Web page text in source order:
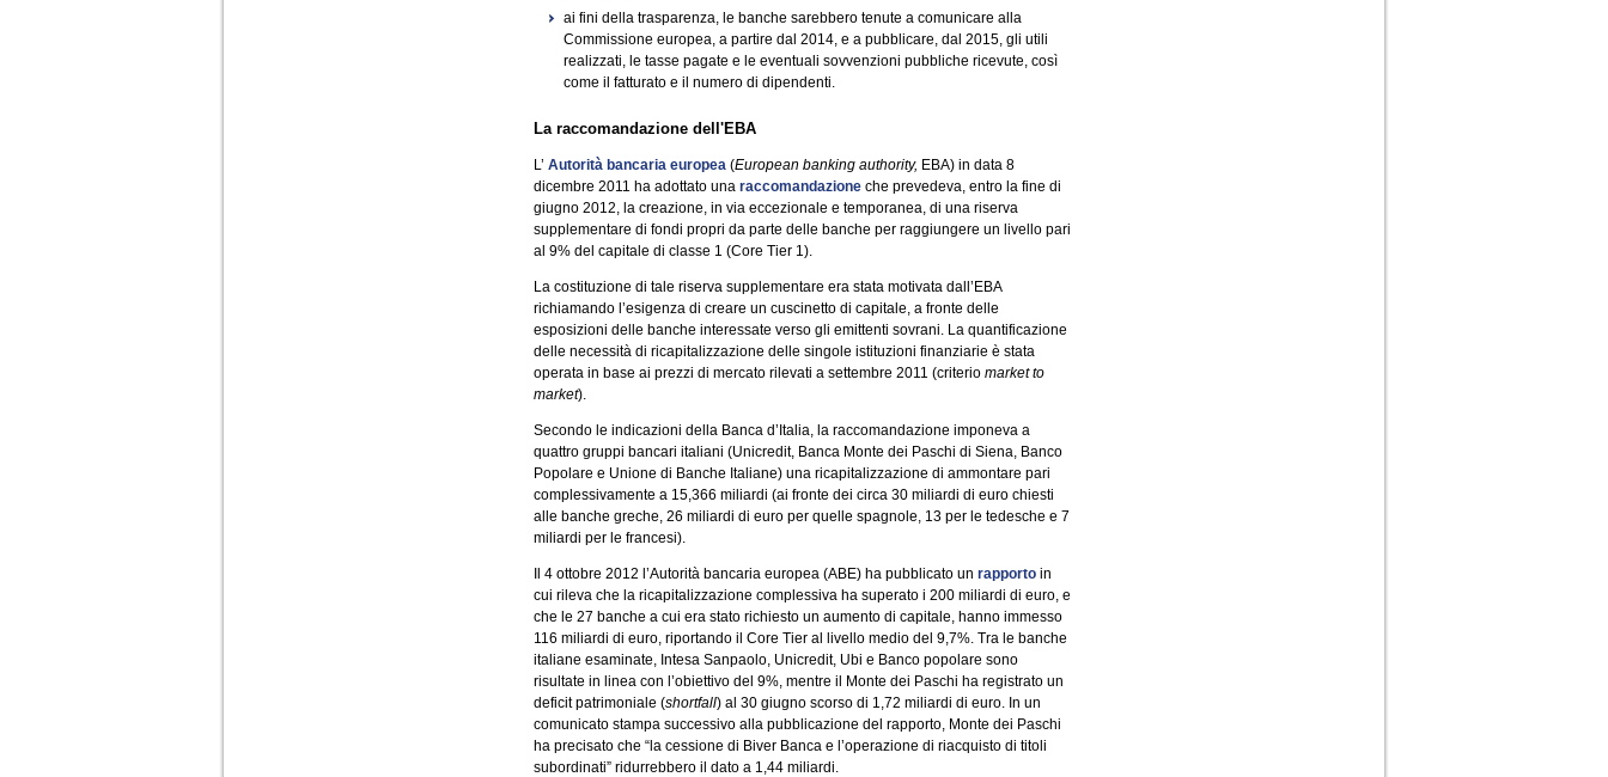
ai fini della trasparenza, le banche sarebbero tenute a comunicare alla
Commissione europea, a partire dal 2014, e a pubblicare, dal 2015, gli utili
realizzati, le tasse pagate e le eventuali sovvenzioni pubbliche ricevute, così
come il fatturato e il numero di dipendenti.
La raccomandazione dell'EBA
L’ Autorità bancaria europea (European banking authority, EBA) in data 8
dicembre 2011 ha adottato una raccomandazione che prevedeva, entro la fine di
giugno 2012, la creazione, in via eccezionale e temporanea, di una riserva
supplementare di fondi propri da parte delle banche per raggiungere un livello pari
al 9% del capitale di classe 1 (Core Tier 1).
La costituzione di tale riserva supplementare era stata motivata dall’EBA
richiamando l’esigenza di creare un cuscinetto di capitale, a fronte delle
esposizioni delle banche interessate verso gli emittenti sovrani. La quantificazione
delle necessità di ricapitalizzazione delle singole istituzioni finanziarie è stata
operata in base ai prezzi di mercato rilevati a settembre 2011 (criterio market to
market).
Secondo le indicazioni della Banca d’Italia, la raccomandazione imponeva a
quattro gruppi bancari italiani (Unicredit, Banca Monte dei Paschi di Siena, Banco
Popolare e Unione di Banche Italiane) una ricapitalizzazione di ammontare pari
complessivamente a 15,366 miliardi (ai fronte dei circa 30 miliardi di euro chiesti
alle banche greche, 26 miliardi di euro per quelle spagnole, 13 per le tedesche e 7
miliardi per le francesi).
Il 4 ottobre 2012 l’Autorità bancaria europea (ABE) ha pubblicato un rapporto in
cui rileva che la ricapitalizzazione complessiva ha superato i 200 miliardi di euro, e
che le 27 banche a cui era stato richiesto un aumento di capitale, hanno immesso
116 miliardi di euro, riportando il Core Tier al livello medio del 9,7%. Tra le banche
italiane esaminate, Intesa Sanpaolo, Unicredit, Ubi e Banco popolare sono
risultate in linea con l’obiettivo del 9%, mentre il Monte dei Paschi ha registrato un
deficit patrimoniale (shortfall) al 30 giugno scorso di 1,72 miliardi di euro. In un
comunicato stampa successivo alla pubblicazione del rapporto, Monte dei Paschi
ha precisato che “la cessione di Biver Banca e l’operazione di riacquisto di titoli
subordinati” ridurrebbero il dato a 1,44 miliardi.